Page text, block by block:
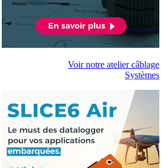
Voir notre atelier câblage
Systèmes